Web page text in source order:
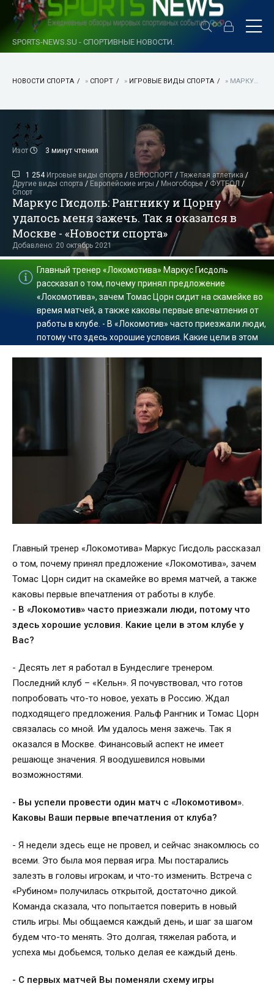
SPORTS-NEWS.SU - СПОРТИВНЫЕ НОВОСТИ.
НОВОСТИ СПОРТА » СПОРТ » ИГРОВЫЕ ВИДЫ СПОРТА » МАРКУС ГИСДОЛЬ: РАНГНИКУ И ЦОРНУ УДАЛОСЬ МЕНЯ ЗАЖЕЧЬ. ТАК Я ОКАЗАЛСЯ В МОСКВЕ - «НОВОСТИ СПОРТА»
Изот 3 минут чтения
1 254 Игровые виды спорта / ВЕЛОСПОРТ / Тяжелая атлетика /
Другие виды спорта / Европейские игры / Многоборье / ФУТБОЛ /
Спорт
Маркус Гисдоль: Рангнику и Цорну
удалось меня зажечь. Так я оказался в
Москве - «Новости спорта»
Добавлено: 20 октябрь 2021
Главный тренер «Локомотива» Маркус Гисдоль
рассказал о том, почему принял предложение
«Локомотива», зачем Томас Цорн сидит на скамейке во
время матчей, а также каковы первые впечатления от
работы в клубе. - В «Локомотив» часто приезжали люди,
потому что здесь хорошие условия. Какие цели в этом
Главный тренер «Локомотива» Маркус Гисдоль рассказал
о том, почему принял предложение «Локомотива», зачем
Томас Цорн сидит на скамейке во время матчей, а также
каковы первые впечатления от работы в клубе.
- В «Локомотив» часто приезжали люди, потому что
здесь хорошие условия. Какие цели в этом клубе у
Вас?
- Десять лет я работал в Бундеслиге тренером.
Последний клуб – «Кельн». Я почувствовал, что готов
попробовать что-то новое, уехать в Россию. Ждал
подходящего предложения. Ральф Рангник и Томас Цорн
связалась со мной. Им удалось меня зажечь. Так я
оказался в Москве. Финансовый аспект не имеет
решающе значения. Я воодушевился новыми
возможностями.
- Вы успели провести один матч с «Локомотивом».
Каковы Ваши первые впечатления от клуба?
- Я недели здесь еще не провел, и сейчас знакомлюсь со
всеми. Это была моя первая игра. Мы постарались
залезть в головы игрокам, и что-то изменить. Встреча с
«Рубином» получилась открытой, достаточно дикой.
Команда сказала, что попытается поверить в новый
стиль игры. Мы общаемся каждый день, и шаг за шагом
будем что-то менять. Это долгая, тяжелая работа, и
успеха мы добьемся, только делая ее каждый день.
- С первых матчей Вы поменяли схему игры